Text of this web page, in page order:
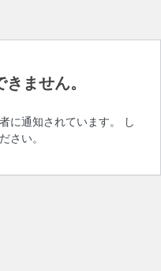
ません。
に通知されています。 し
さい。